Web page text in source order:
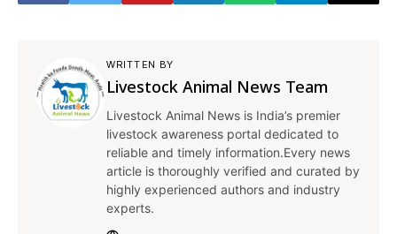
WRITTEN BY
Livestock Animal News Team
Livestock Animal News is India’s premier
livestock awareness portal dedicated to
reliable and timely information.Every news
article is thoroughly verified and curated by
highly experienced authors and industry
experts.